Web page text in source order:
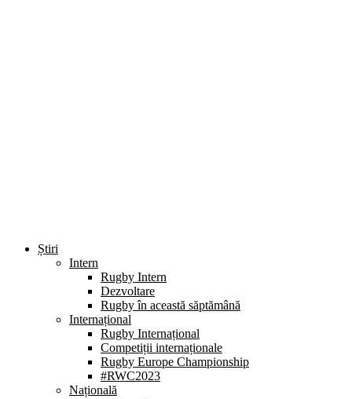
Știri
Intern
Rugby Intern
Dezvoltare
Rugby în această săptămână
Internațional
Rugby Internațional
Competiții internaționale
Rugby Europe Championship
#RWC2023
Națională